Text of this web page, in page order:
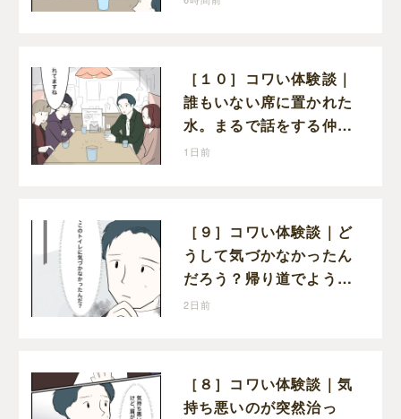
［１０］コワい体験談｜
誰もいない席に置かれた
水。まるで話をする仲間
たちとは別に何かがいる
1日前
［９］コワい体験談｜ど
うして気づかなかったん
だろう？帰り道でようや
く気づいた近いトイレの
2日前
［８］コワい体験談｜気
持ち悪いのが突然治っ